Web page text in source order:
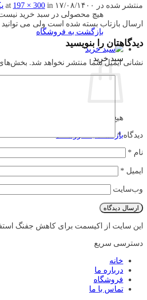
هیچ محصولی در سبد خرید
بازگشت به فروشگاه
سبد خرید
هیچ محصولی در سبد خرید نیست.
بازگشت به فروشگاه
منتشر شده در ۱۷/۰۸/۱۴۰۰ 197 × 300 in
ارسال بازتاب بسته شده است ولی می توانید
دیدگاهتان را بنویسید
نشانی ایمیل شما منتشر نخواهد شد. بخش‌های
دیدگاه*
نام *
ایمیل *
وب‌سایت
این سایت از اکیسمت برای کاهش جفنگ
دسترسی سریع
خانه
درباره ما
فروشگاه
تماس با ما